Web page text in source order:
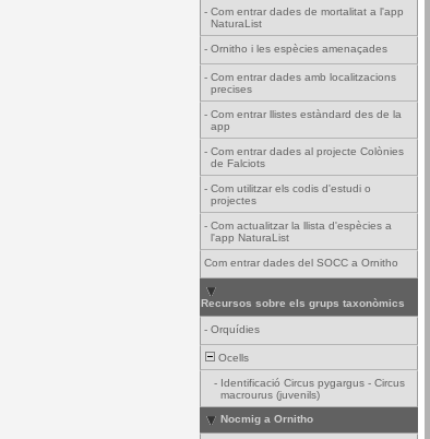
- Com entrar dades de mortalitat a l'app
NaturaList
- Ornitho i les espècies amenaçades
- Com entrar dades amb localitzacions
precises
- Com entrar llistes estàndard des de la
app
- Com entrar dades al projecte Colònies
de Falciots
- Com utilitzar els codis d'estudi o
projectes
- Com actualitzar la llista d'espècies a
l'app NaturaList
Com entrar dades del SOCC a Ornitho
Recursos sobre els grups taxonòmics
- Orquídies
Ocells
- Identificació Circus pygargus - Circus
macrourus (juvenils)
Nocmig a Ornitho